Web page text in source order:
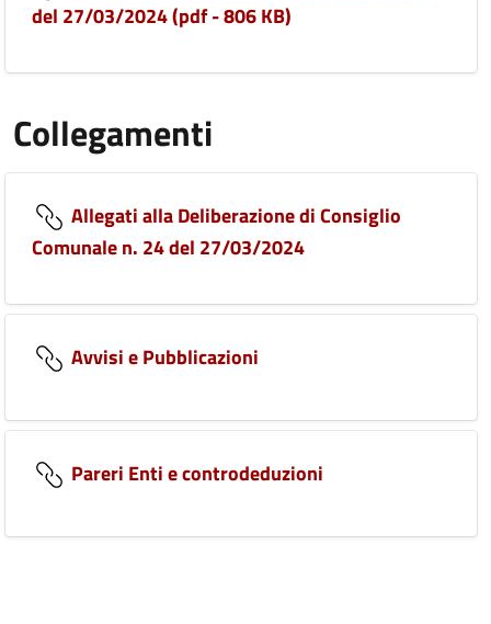
del 27/03/2024 (pdf - 806 KB)
Collegamenti
Allegati alla Deliberazione di Consiglio
Comunale n. 24 del 27/03/2024
Avvisi e Pubblicazioni
Pareri Enti e controdeduzioni